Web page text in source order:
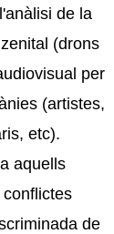
de la
(drons
per
(artistes,
etc).
aquells
de